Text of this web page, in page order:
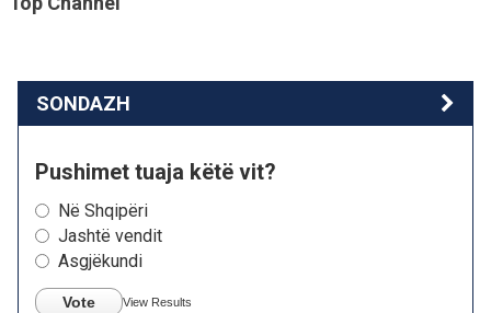
SONDAZH
Pushimet tuaja këtë vit?
Në Shqipëri
Jashtë vendit
Asgjëkundi
Vote View Results